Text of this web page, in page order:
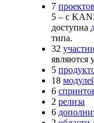
7 проектов
5 – с
доступна
типа.
32
являются
5
18
6
2 релиза
6